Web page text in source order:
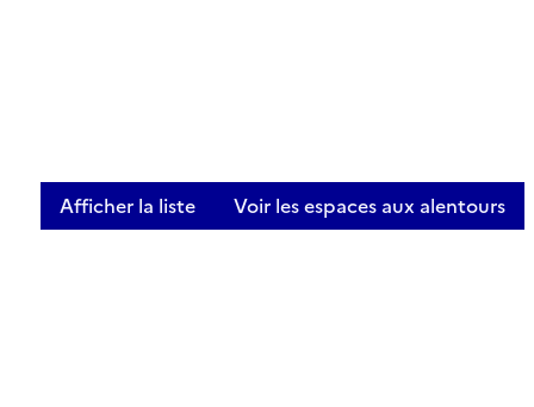
Afficher la liste Voir les espaces aux alentours